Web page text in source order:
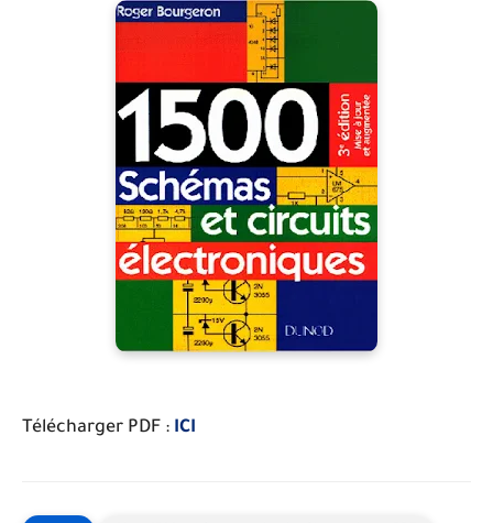
Télécharger PDF : ICI